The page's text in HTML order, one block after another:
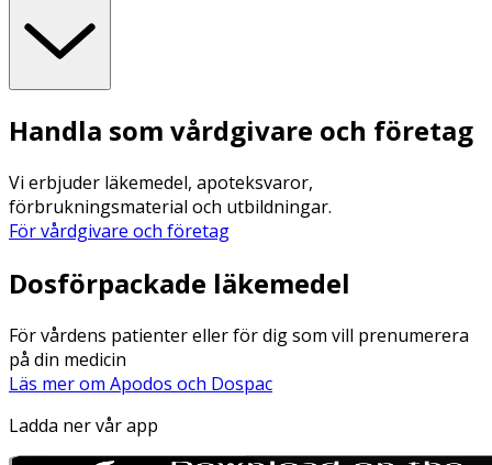
Handla som vårdgivare och företag
Vi erbjuder läkemedel, apoteksvaror,
förbrukningsmaterial och utbildningar.
För vårdgivare och företag
Dosförpackade läkemedel
För vårdens patienter eller för dig som vill prenumerera
på din medicin
Läs mer om Apodos och Dospac
Ladda ner vår app